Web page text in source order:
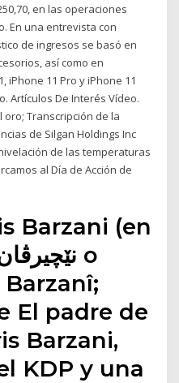
en las operaciones
En una entrevista con
de ingresos se basó en
así como en
iPhone 11 Pro y iPhone 11
Artículos De Interés Vídeo.
oro; Transcripción de la
de Silgan Holdings Inc
de las temperaturas
al Día de Acción de
Barzani (en
El padre de
Barzani,
KDP y una